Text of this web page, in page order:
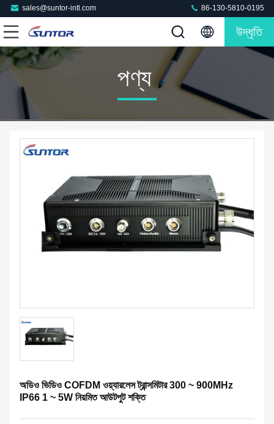
sales@suntor-intl.com 86-130-5810-0195
উদ্ধৃতি
পণ্য
অডিও ভিডিও COFDM ওয়্যারলেস ট্রান্সমিটার 300 ~ 900MHz
IP66 1 ~ 5W নিয়মিত আউটপুট শক্তি